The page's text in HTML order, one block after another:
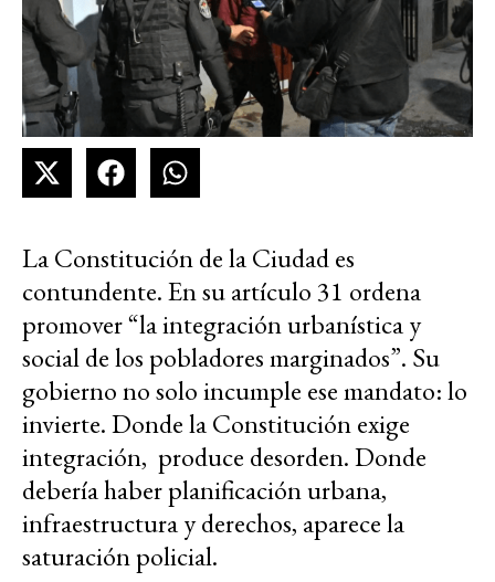
La Constitución de la Ciudad es
contundente. En su artículo 31 ordena
promover “la integración urbanística y
social de los pobladores marginados”. Su
gobierno no solo incumple ese mandato: lo
invierte. Donde la Constitución exige
integración, produce desorden. Donde
debería haber planificación urbana,
infraestructura y derechos, aparece la
saturación policial.